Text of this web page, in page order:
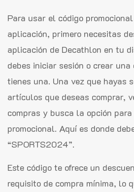
Para usar el código
aplicación, primero necesitas
aplicación de Decathlon en tu
debes iniciar sesión o crear
tienes una. Una vez que hayas
artículos que deseas comprar,
compras y busca la opción
promocional. Aquí es donde
“SPORTS2024”.
Este código te ofrece un
requisito de compra mínima, lo